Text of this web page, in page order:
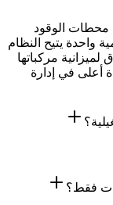
أطلق عام 2018م يربط محطات الوقود
واحدة يتيح النظام
مركباتها
أعلى في إدارة
فقط؟